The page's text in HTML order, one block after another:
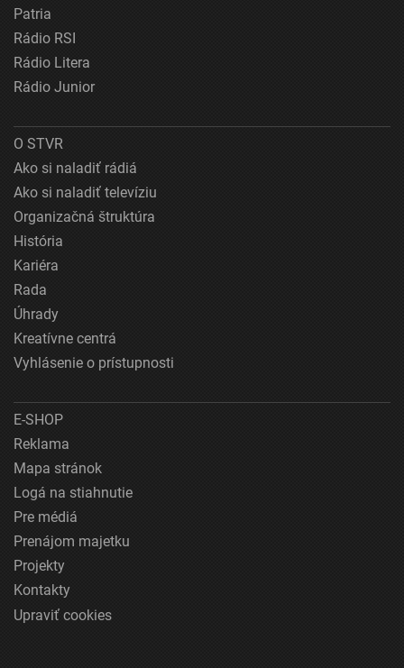
Patria
Rádio RSI
Rádio Litera
Rádio Junior
O STVR
Ako si naladiť rádiá
Ako si naladiť televíziu
Organizačná štruktúra
História
Kariéra
Rada
Úhrady
Kreatívne centrá
Vyhlásenie o prístupnosti
E-SHOP
Reklama
Mapa stránok
Logá na stiahnutie
Pre médiá
Prenájom majetku
Projekty
Kontakty
Upraviť cookies